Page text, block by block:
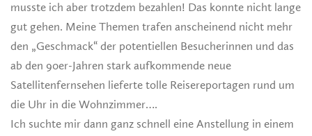
musste ich aber trotzdem bezahlen! Das konnte nicht lange
gut gehen. Meine Themen trafen anscheinend nicht mehr
den „Geschmack“ der potentiellen Besucherinnen und das
ab den 90er-Jahren stark aufkommende neue
Satellitenfernsehen lieferte tolle Reisereportagen rund um
die Uhr in die Wohnzimmer….
Ich suchte mir dann ganz schnell eine Anstellung in einem